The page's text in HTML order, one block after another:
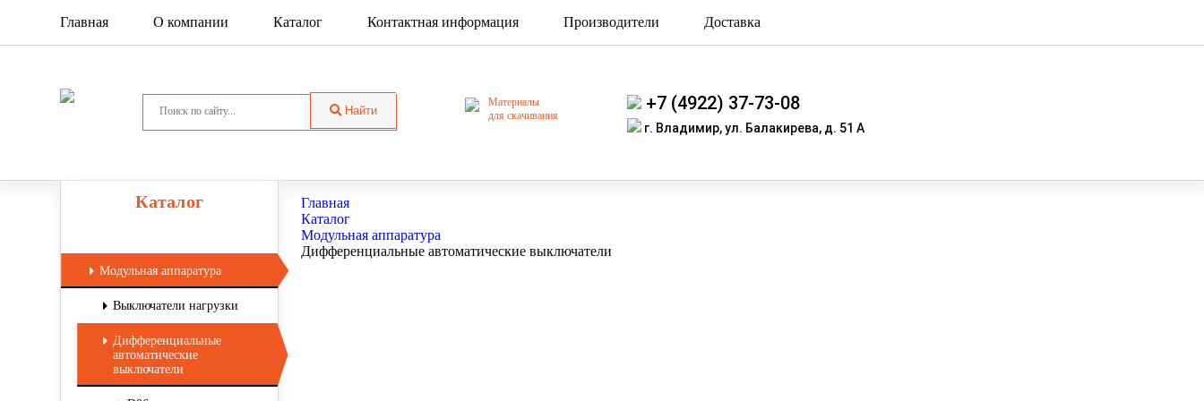
Главная О компании Каталог Контактная информация Производители Доставка
Найти
Материалы
для скачивания
+7 (4922) 37-73-08
г. Владимир, ул. Балакирева, д. 51 А
Каталог
Модульная аппаратура
Выключатели нагрузки
Дифференциальные
автоматические
выключатели
Главная
Каталог
Модульная аппаратура
Дифференциальные автоматические выключатели